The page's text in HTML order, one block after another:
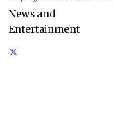
News and
Entertainment